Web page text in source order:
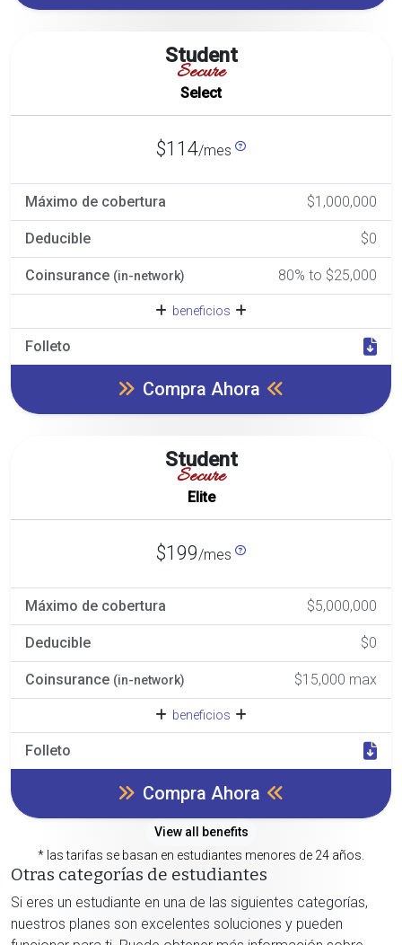
Student
Secure
Select
$114/mes
Máximo de cobertura $1,000,000
Deducible $0
Coinsurance (in-network) 80% to $25,000
beneficios
Folleto
Compra Ahora
Student
Secure
Elite
$199/mes
Máximo de cobertura $5,000,000
Deducible $0
Coinsurance (in-network) $15,000 max
beneficios
Folleto
Compra Ahora
View all benefits
* las tarifas se basan en estudiantes menores de 24 años.
Otras categorías de estudiantes
Si eres un estudiante en una de las siguientes categorías,
nuestros planes son excelentes soluciones y pueden